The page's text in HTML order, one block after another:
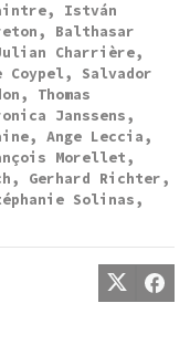
István
Balthasar
Charrière,
Coypel, Salvador
Thomas
Janssens,
Ange Leccia,
Morellet,
Gerhard Richter,
Solinas,